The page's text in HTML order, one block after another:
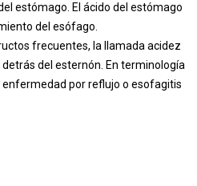
estómago. El ácido del estómago
del esófago.
frecuentes, la llamada acidez
del esternón. En terminología
por reflujo o esofagitis